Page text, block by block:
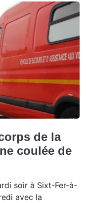
de la
coulée de
soir à Sixt-Fer-à-
avec la